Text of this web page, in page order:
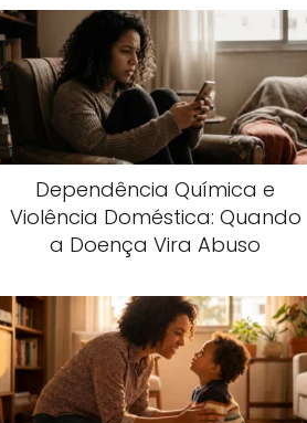
Dependência Química e
Violência Doméstica: Quando
a Doença Vira Abuso